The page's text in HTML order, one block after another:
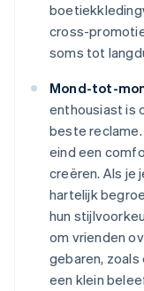
cross-
soms tot
Mond-tot-
enthousiast is
beste
eind een
creëren. Als je
hartelijk
hun
om vrienden
gebaren,
een klein